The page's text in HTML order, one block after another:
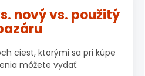
nový vs. použitý
ciest, ktorými sa pri kúpe
môžete vydať.